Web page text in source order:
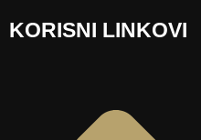
KORISNI LINKOVI